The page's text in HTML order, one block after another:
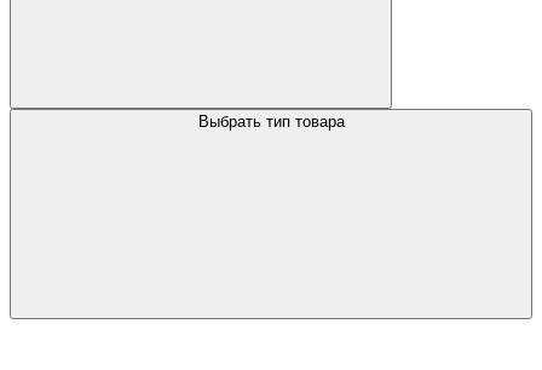
Выбрать тип товара